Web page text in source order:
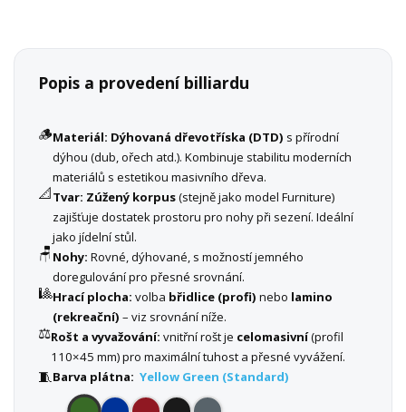
Popis a provedení billiardu
🪵Materiál: Dýhovaná dřevotříska (DTD) s přírodní
dýhou (dub, ořech atd.). Kombinuje stabilitu moderních
materiálů s estetikou masivního dřeva.
📐Tvar: Zúžený korpus(stejně jako model Furniture)
zajišťuje dostatek prostoru pro nohy při sezení. Ideální
jako jídelní stůl.
🪑 Nohy: Rovné, dýhované, s možností jemného
doregulování pro přesné srovnání.
🎱Hrací plocha: volba břidlice (profi) nebo lamino
(rekreační) – viz srovnání níže.
⚖️Rošt a vyvažování: vnitřní rošt je celomasivní(profil
110×45 mm) pro maximální tuhost a přesné vyvážení.
🧵Barva plátna: Yellow Green (Standard)